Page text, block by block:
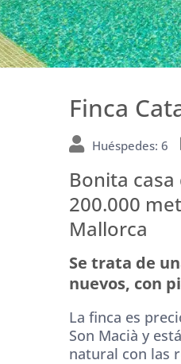
Finca
Huéspedes: 6
Bonita
200.000
Mallorca
Se trata de
nuevos, con
La finca es
Son Macià y
natural con las